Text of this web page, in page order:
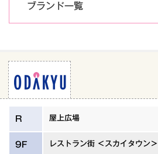
ブランド一覧
R 屋上広場
9F レストラン街 ＜スカイタウン＞